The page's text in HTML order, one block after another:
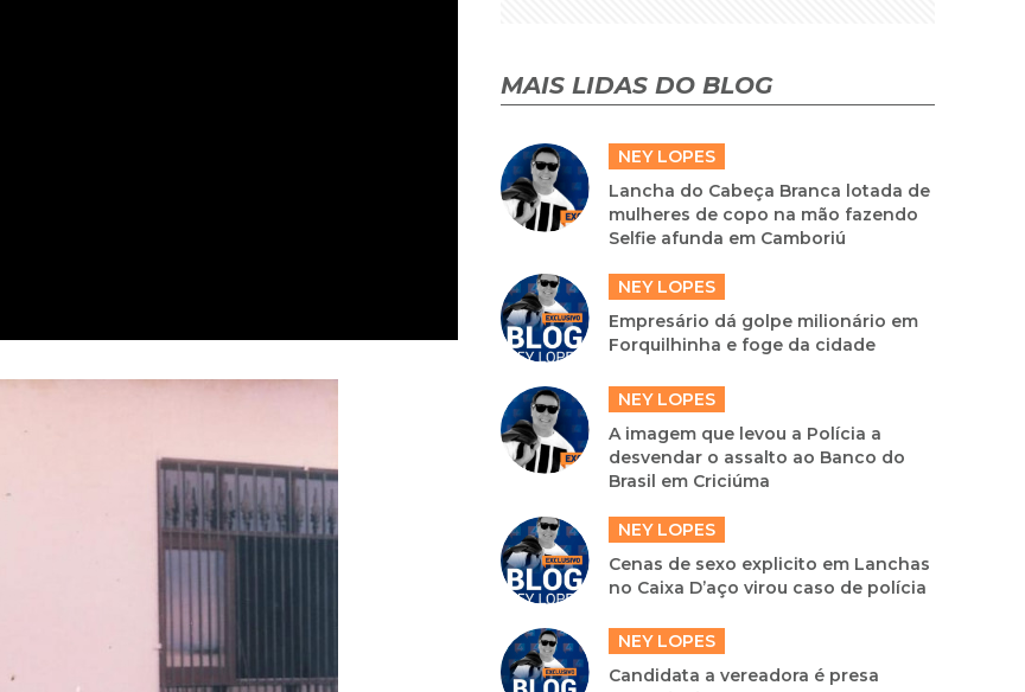
MAIS LIDAS DO BLOG
NEY LOPES
Lancha do Cabeça Branca lotada de
mulheres de copo na mão fazendo
Selfie afunda em Camboriú
NEY LOPES
Empresário dá golpe milionário em
Forquilhinha e foge da cidade
NEY LOPES
A imagem que levou a Polícia a
desvendar o assalto ao Banco do
Brasil em Criciúma
NEY LOPES
Cenas de sexo explicito em Lanchas
no Caixa D’aço virou caso de polícia
NEY LOPES
Candidata a vereadora é presa